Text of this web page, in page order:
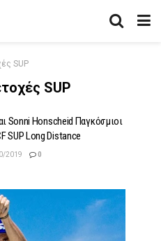
SUP
SUP
Sonni Honscheid Παγκόσμιοι
SUP Long Distance
2019 0